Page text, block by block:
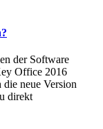
der Software
Office 2016
neue Version
direkt